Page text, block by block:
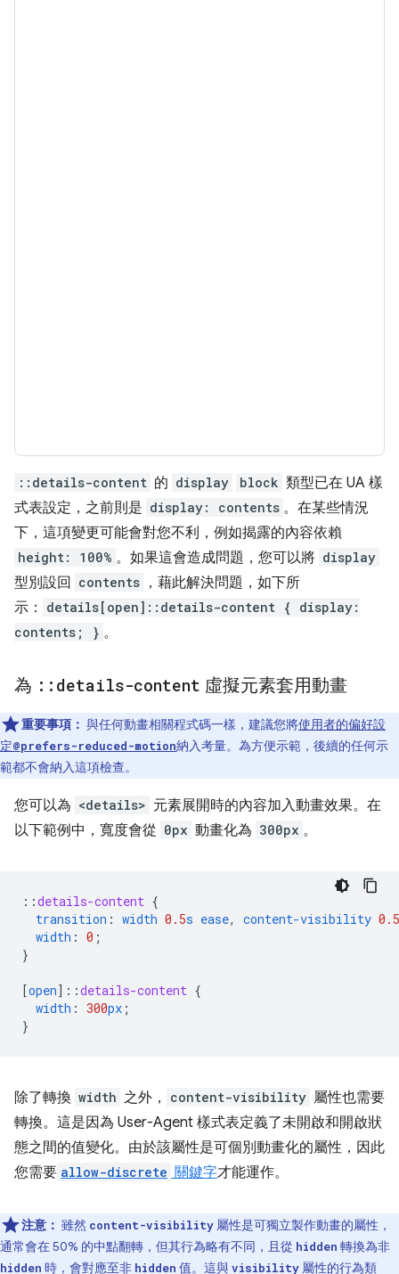
::details-content 的 display block 類型已在 UA 樣
式表設定，之前則是 display: contents 。在某些情況
下，這項變更可能會對您不利，例如揭露的內容依賴
height: 100% 。如果這會造成問題，您可以將 display
型別設回 contents ，藉此解決問題，如下所
示：
details[open]::details-content { display:
contents; } 。
為 :: details-content 虛擬元素套用動畫
重要事項： 與任何動畫相關程式碼一樣，建議您將使用者的偏好設
定@prefers-reduced-motion納入考量。為方便示範，後續的任何示
範都不會納入這項檢查。
您可以為 <details> 元素展開時的內容加入動畫效果。在
以下範例中，寬度會從 0px 動畫化為 300px 。
::details-content {
transition : width 0.5s ease, content-visibility 0.5
width : 0 ;
}
[open] ::details-content {
width : 300px ;
}
除了轉換 width 之外， content-visibility 屬性也需要
轉換。這是因為 User-Agent 樣式表定義了未開啟和開啟狀
態之間的值變化。由於該屬性是可個別動畫化的屬性，因此
您需要 allow-discrete 關鍵字才能運作。
注意： 雖然 content-visibility 屬性是可獨立製作動畫的屬性，
通常會在 50% 的中點翻轉，但其行為略有不同，且從 hidden 轉換為非
hidden 時，會對應至非 hidden 值。這與visibility 屬性的行為類